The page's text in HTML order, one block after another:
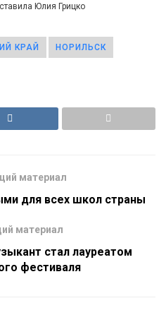
Юлия Грицко
КРАЙ НОРИЛЬСК
материал
для всех школ страны
материал
стал лауреатом
фестиваля